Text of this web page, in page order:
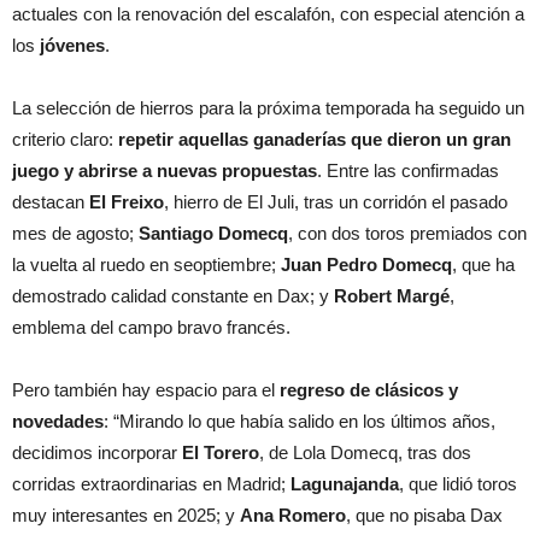
actuales con la renovación del escalafón, con especial atención a
los jóvenes.
La selección de hierros para la próxima temporada ha seguido un
criterio claro: repetir aquellas ganaderías que dieron un gran
juego y abrirse a nuevas propuestas. Entre las confirmadas
destacan El Freixo, hierro de El Juli, tras un corridón el pasado
mes de agosto; Santiago Domecq, con dos toros premiados con
la vuelta al ruedo en seoptiembre; Juan Pedro Domecq, que ha
demostrado calidad constante en Dax; y Robert Margé,
emblema del campo bravo francés.
Pero también hay espacio para el regreso de clásicos y
novedades: “Mirando lo que había salido en los últimos años,
decidimos incorporar El Torero, de Lola Domecq, tras dos
corridas extraordinarias en Madrid; Lagunajanda, que lidió toros
muy interesantes en 2025; y Ana Romero, que no pisaba Dax